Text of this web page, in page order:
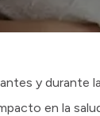
y durante
en la